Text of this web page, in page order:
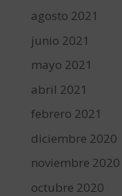
agosto 2021
junio 2021
mayo 2021
abril 2021
febrero 2021
diciembre 2020
noviembre 2020
octubre 2020